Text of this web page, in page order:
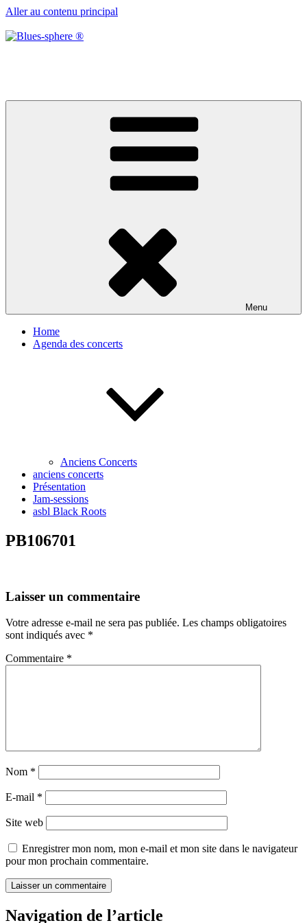
Aller au contenu principal
Menu
Home
Agenda des concerts
Anciens Concerts
anciens concerts
Présentation
Jam-sessions
asbl Black Roots
PB106701
Laisser un commentaire
Votre adresse e-mail ne sera pas publiée. Les champs obligatoires
sont indiqués avec *
Commentaire *
Nom *
E-mail *
Site web
Enregistrer mon nom, mon e-mail et mon site dans le navigateur
pour mon prochain commentaire.
Navigation de l’article